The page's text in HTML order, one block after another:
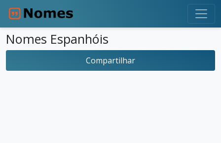
Nomes Espanhóis
Compartilhar